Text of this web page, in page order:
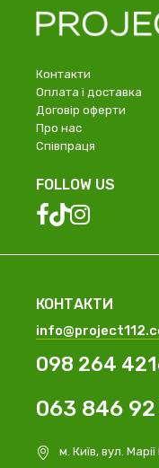
Контакти
Оплата і доставка
Договір оферти
Про нас
Співпраця
FOLLOW US
КОНТАКТИ
098 264
063 846
м. Київ, вул.